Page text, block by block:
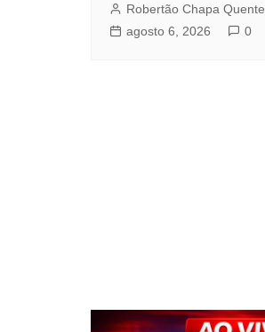
Robertão Chapa Quente
agosto 6, 2026
0